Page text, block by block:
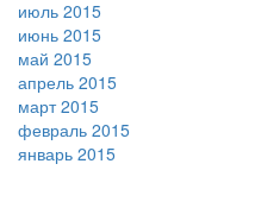
июль 2015
июнь 2015
май 2015
апрель 2015
март 2015
февраль 2015
январь 2015